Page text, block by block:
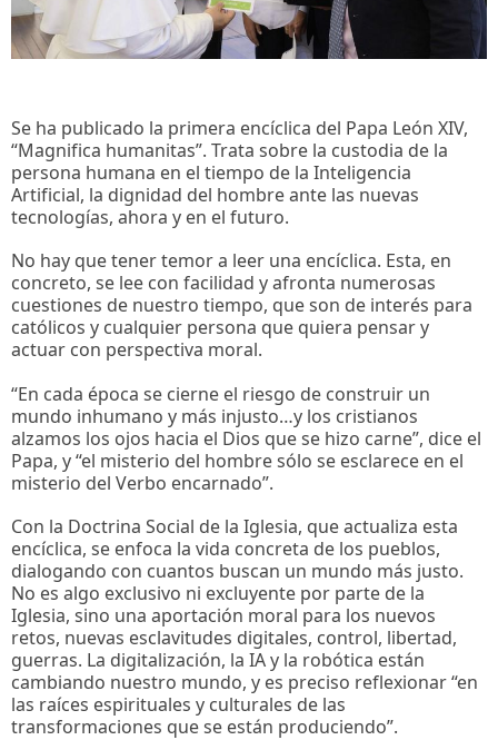
Se ha publicado la primera encíclica del Papa León XIV,
“Magnifica humanitas”. Trata sobre la custodia de la
persona humana en el tiempo de la Inteligencia
Artificial, la dignidad del hombre ante las nuevas
tecnologías, ahora y en el futuro.
No hay que tener temor a leer una encíclica. Esta, en
concreto, se lee con facilidad y afronta numerosas
cuestiones de nuestro tiempo, que son de interés para
católicos y cualquier persona que quiera pensar y
actuar con perspectiva moral.
“En cada época se cierne el riesgo de construir un
mundo inhumano y más injusto…y los cristianos
alzamos los ojos hacia el Dios que se hizo carne”, dice el
Papa, y “el misterio del hombre sólo se esclarece en el
misterio del Verbo encarnado”.
Con la Doctrina Social de la Iglesia, que actualiza esta
encíclica, se enfoca la vida concreta de los pueblos,
dialogando con cuantos buscan un mundo más justo.
No es algo exclusivo ni excluyente por parte de la
Iglesia, sino una aportación moral para los nuevos
retos, nuevas esclavitudes digitales, control, libertad,
guerras. La digitalización, la IA y la robótica están
cambiando nuestro mundo, y es preciso reflexionar “en
las raíces espirituales y culturales de las
transformaciones que se están produciendo”.